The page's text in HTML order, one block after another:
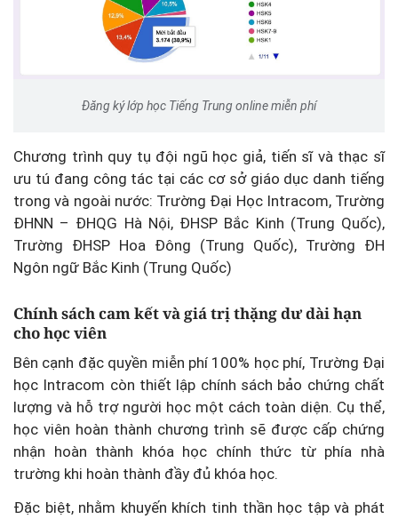
Đăng ký lớp học Tiếng Trung online miễn phí
Chương trình quy tụ đội ngũ học giả, tiến sĩ và thạc sĩ
ưu tú đang công tác tại các cơ sở giáo dục danh tiếng
trong và ngoài nước: Trường Đại Học Intracom, Trường
ĐHNN – ĐHQG Hà Nội, ĐHSP Bắc Kinh (Trung Quốc),
Trường ĐHSP Hoa Đông (Trung Quốc), Trường ĐH
Ngôn ngữ Bắc Kinh (Trung Quốc)
Chính sách cam kết và giá trị thặng dư dài hạn
cho học viên
Bên cạnh đặc quyền miễn phí 100% học phí, Trường Đại
học Intracom còn thiết lập chính sách bảo chứng chất
lượng và hỗ trợ người học một cách toàn diện. Cụ thể,
học viên hoàn thành chương trình sẽ được cấp chứng
nhận hoàn thành khóa học chính thức từ phía nhà
trường khi hoàn thành đầy đủ khóa học.
Đặc biệt, nhằm khuyến khích tinh thần học tập và phát